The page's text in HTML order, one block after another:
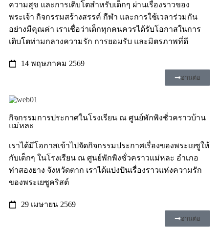
ความสุข และการเติบโตสำหรับเด็กๆ ผ่านเรื่องราวของ
พระเจ้า กิจกรรมสร้างสรรค์ กีฬา และการใช้เวลาร่วมกัน
อย่างมีคุณค่า เราเชื่อว่าเด็กทุกคนควรได้รับโอกาสในการ
เติบโตท่ามกลางความรัก การยอมรับ และมิตรภาพที่ดี
14 พฤษภาคม 2569
อ่านต่อ
กิจกรรมการประกาศในโรงเรียน ณ ศูนย์พักพิงชั่วคราวบ้าน
แม่หละ
เราได้มีโอกาสเข้าไปจัดกิจกรรมประกาศเรื่องของพระเยซูให้
กับเด็กๆ ในโรงเรียน ณ ศูนย์พักพิงชั่วคราวแม่หละ อำเภอ
ท่าสองยาง จังหวัดตาก เราได้แบ่งปันเรื่องราวแห่งความรัก
ของพระเยซูคริสต์
29 เมษายน 2569
อ่านต่อ